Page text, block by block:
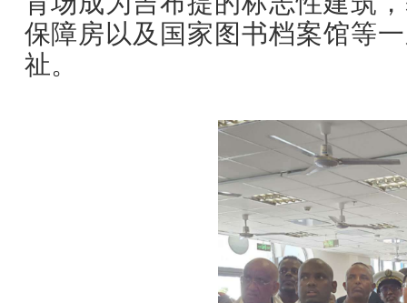
保障房以及国家图书档案馆等
祉。